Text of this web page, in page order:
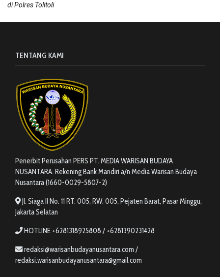
di Polres Tolitoli
TENTANG KAMI
Penerbit Perusahan PERS PT. MEDIA WARISAN BUDAYA
NUSANTARA. Rekening Bank Mandiri a/n Media Warisan Budaya
Nusantara (1660-0029-5807-2)
Jl. Siaga II No. 11 RT. 005, RW. 005, Pejaten Barat, Pasar Minggu,
Jakarta Selatan
HOTLINE +6281318925808 / +6281390231428
redaksi@warisanbudayanusantara.com /
redaksi.warisanbudayanusantara@gmail.com